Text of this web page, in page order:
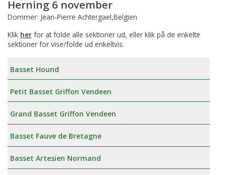
Herning 6 november
Dommer: Jean-Pierre Achtergael,Belgien
Klik her for at folde alle sektioner ud, eller klik på de enkelte
sektioner for vise/folde ud enkeltvis.
Basset Hound
Petit Basset Griffon Vendeen
Grand Basset Griffon Vendeen
Basset Fauve de Bretagne
Basset Artesien Normand